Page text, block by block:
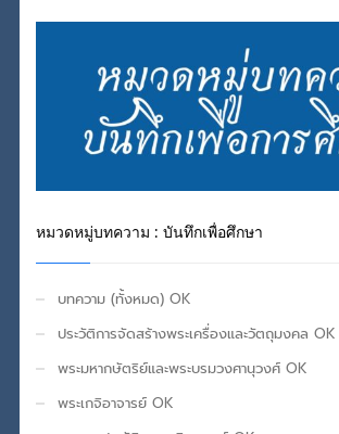
หมวดหมู่บทความ : บันทึกเพื่อศึกษา
บทความ (ทั้งหมด) OK
ประวัติการจัดสร้างพระเครื่องและวัตถุมงคล OK
พระมหากษัตริย์และพระบรมวงศานุวงศ์ OK
พระเกจิอาจารย์ OK